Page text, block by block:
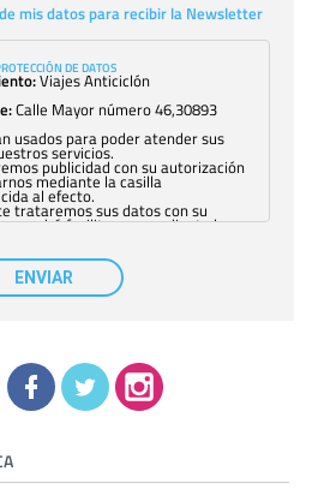
mis datos para recibir la Newsletter
DE DATOS
Viajes Anticiclón
Calle Mayor número 46,30893
usados para poder atender sus
servicios.
publicidad con su autorización
mediante la casilla
al efecto.
trataremos sus datos con su
podrá facilitarnos mediante la
general, sólo el personal de
debidamente autorizado podrá
que le pedimos. No se
cómo tratamos sus datos en la
ENVIAR